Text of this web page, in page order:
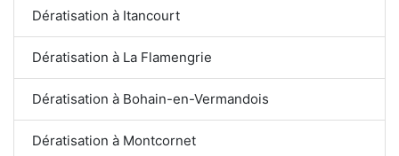
Dératisation à Itancourt
Dératisation à La Flamengrie
Dératisation à Bohain-en-Vermandois
Dératisation à Montcornet